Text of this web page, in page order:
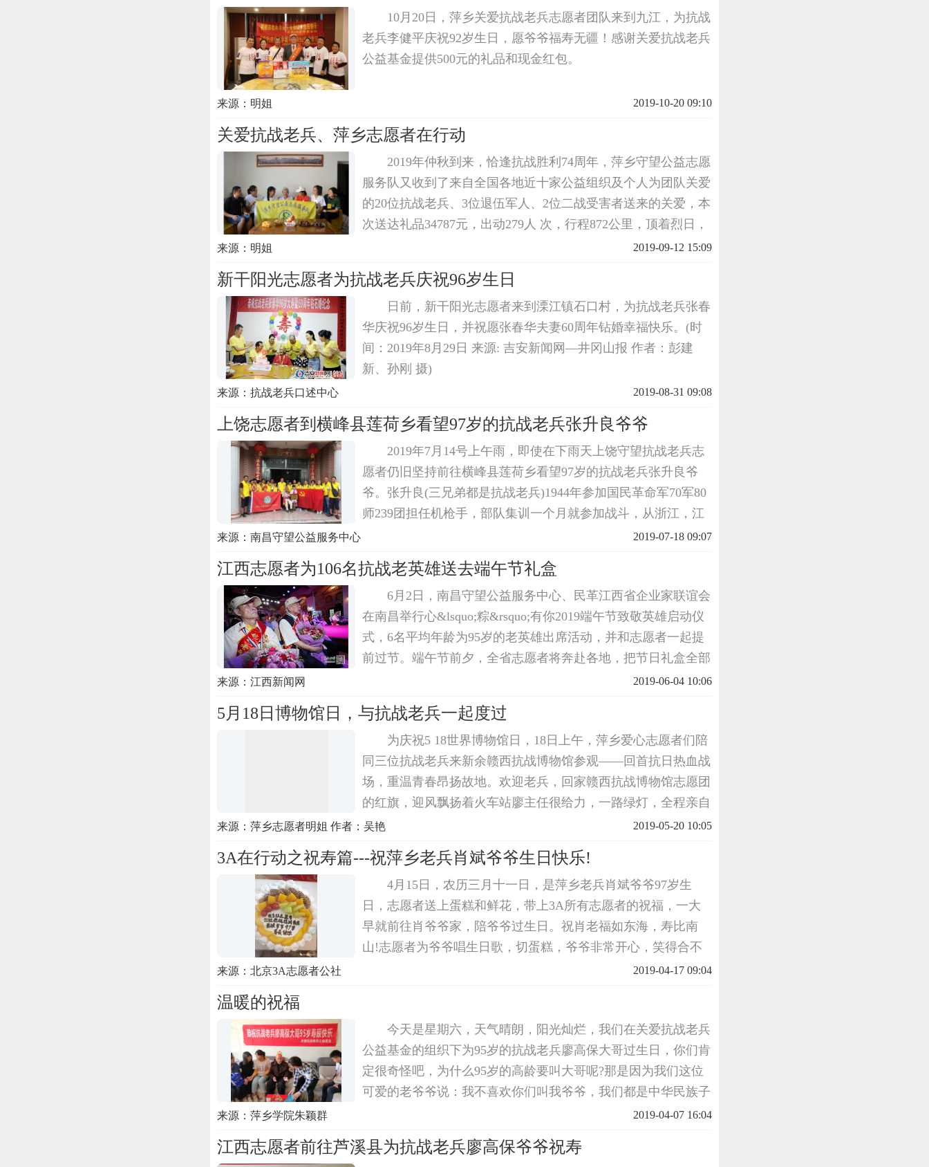
10月20日，萍乡关爱抗战老兵志愿者团队来到九江，为抗战
老兵李健平庆祝92岁生日，愿爷爷福寿无疆！感谢关爱抗战老兵
公益基金提供500元的礼品和现金红包。
来源：明姐 2019-10-20 09:10
关爱抗战老兵、萍乡志愿者在行动
2019年仲秋到来，恰逢抗战胜利74周年，萍乡守望公益志愿
服务队又收到了来自全国各地近十家公益组织及个人为团队关爱
的20位抗战老兵、3位退伍军人、2位二战受害者送来的关爱，本
次送达礼品34787元，出动279人 次，行程872公里，顶着烈日，
不辞劳苦走进抗战老兵家中送去了对卫国勇士的敬意和中秋慰
来源：明姐 2019-09-12 15:09
新干阳光志愿者为抗战老兵庆祝96岁生日
日前，新干阳光志愿者来到溧江镇石口村，为抗战老兵张春
华庆祝96岁生日，并祝愿张春华夫妻60周年钻婚幸福快乐。(时
间：2019年8月29日 来源: 吉安新闻网—井冈山报 作者：彭建
新、孙刚 摄)
来源：抗战老兵口述中心 2019-08-31 09:08
上饶志愿者到横峰县莲荷乡看望97岁的抗战老兵张升良爷爷
2019年7月14号上午雨，即使在下雨天上饶守望抗战老兵志
愿者仍旧坚持前往横峰县莲荷乡看望97岁的抗战老兵张升良爷
爷。张升良(三兄弟都是抗战老兵)1944年参加国民革命军70军80
师239团担任机枪手，部队集训一个月就参加战斗，从浙江，江
苏，福建，山东，湖南，安徽等地打击日本鬼子，日本投降后，
来源：南昌守望公益服务中心 2019-07-18 09:07
江西志愿者为106名抗战老英雄送去端午节礼盒
6月2日，南昌守望公益服务中心、民革江西省企业家联谊会
在南昌举行心&lsquo;粽&rsquo;有你2019端午节致敬英雄启动仪
式，6名平均年龄为95岁的老英雄出席活动，并和志愿者一起提
前过节。端午节前夕，全省志愿者将奔赴各地，把节日礼盒全部
送到抗战老英雄手上。负责人说到。据悉，我省目前有健在的抗
来源：江西新闻网 2019-06-04 10:06
5月18日博物馆日，与抗战老兵一起度过
为庆祝5 18世界博物馆日，18日上午，萍乡爱心志愿者们陪
同三位抗战老兵来新余赣西抗战博物馆参观——回首抗日热血战
场，重温青春昂扬故地。欢迎老兵，回家赣西抗战博物馆志愿团
的红旗，迎风飘扬着火车站廖主任很给力，一路绿灯，全程亲自
推轮椅。我们来为车站的爱心服务点个赞吧!95岁的邱绿金爷
来源：萍乡志愿者明姐 作者：吴艳 2019-05-20 10:05
3A在行动之祝寿篇---祝萍乡老兵肖斌爷爷生日快乐!
4月15日，农历三月十一日，是萍乡老兵肖斌爷爷97岁生
日，志愿者送上蛋糕和鲜花，带上3A所有志愿者的祝福，一大
早就前往肖爷爷家，陪爷爷过生日。祝肖老福如东海，寿比南
山!志愿者为爷爷唱生日歌，切蛋糕，爷爷非常开心，笑得合不
拢嘴，一个劲说谢谢 谢谢你们呀!祝福老兵，明年的今天还来给
来源：北京3A志愿者公社 2019-04-17 09:04
温暖的祝福
今天是星期六，天气晴朗，阳光灿烂，我们在关爱抗战老兵
公益基金的组织下为95岁的抗战老兵廖高保大哥过生日，你们肯
定很奇怪吧，为什么95岁的高龄要叫大哥呢?那是因为我们这位
可爱的老爷爷说：我不喜欢你们叫我爷爷，我们都是中华民族子
孙后代，当以兄弟姐妹之称。所以我们便以大哥称呼他。现在我
来源：萍乡学院朱颖群 2019-04-07 16:04
江西志愿者前往芦溪县为抗战老兵廖高保爷爷祝寿